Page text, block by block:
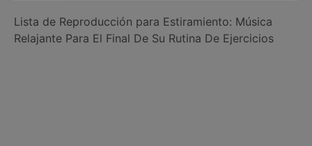
Lista de Reproducción para Estiramiento: Música
Relajante Para El Final De Su Rutina De Ejercicios